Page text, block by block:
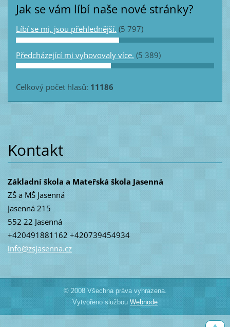
Jak se vám líbí naše nové stránky?
Líbí se mi, jsou přehlednější. (5 797)
Předcházející mi vyhovovaly více. (5 389)
Celkový počet hlasů: 11186
Kontakt
Základní škola a Mateřská škola Jasenná
ZŠ a MŠ Jasenná
Jasenná 215
552 22 Jasenná
+420491881162 +420739454934
info@zsjasenna.cz
© 2008 Všechna práva vyhrazena.
Vytvořeno službou Webnode